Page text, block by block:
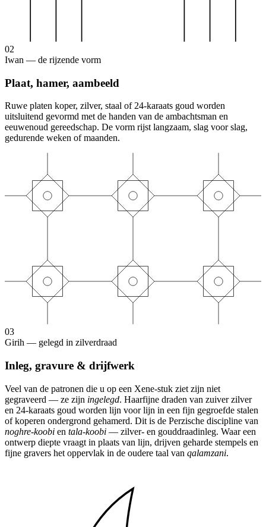
02
Iwan — de rijzende vorm
Plaat, hamer, aambeeld
Ruwe platen koper, zilver, staal of 24-karaats goud worden
uitsluitend gevormd met de handen van de ambachtsman en
eeuwenoud gereedschap. De vorm rijst langzaam, slag voor slag,
gedurende weken of maanden.
03
Girih — gelegd in zilverdraad
Inleg, gravure & drijfwerk
Veel van de patronen die u op een Xene-stuk ziet zijn niet
gegraveerd — ze zijn ingelegd. Haarfijne draden van zuiver zilver
en 24-karaats goud worden lijn voor lijn in een fijn gegroefde stalen
of koperen ondergrond gehamerd. Dit is de Perzische discipline van
noghre-koobi en tala-koobi — zilver- en gouddraadinleg. Waar een
ontwerp diepte vraagt in plaats van lijn, drijven geharde stempels en
fijne gravers het oppervlak in de oudere taal van qalamzani.